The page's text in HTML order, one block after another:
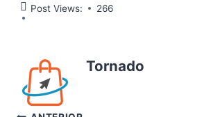
Post Views: 266
Tornado